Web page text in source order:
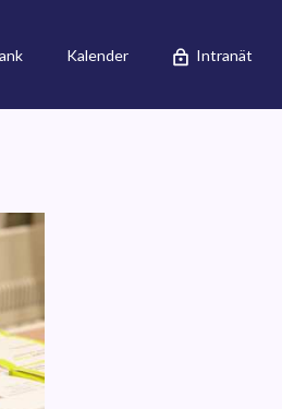
Kalender Intranät